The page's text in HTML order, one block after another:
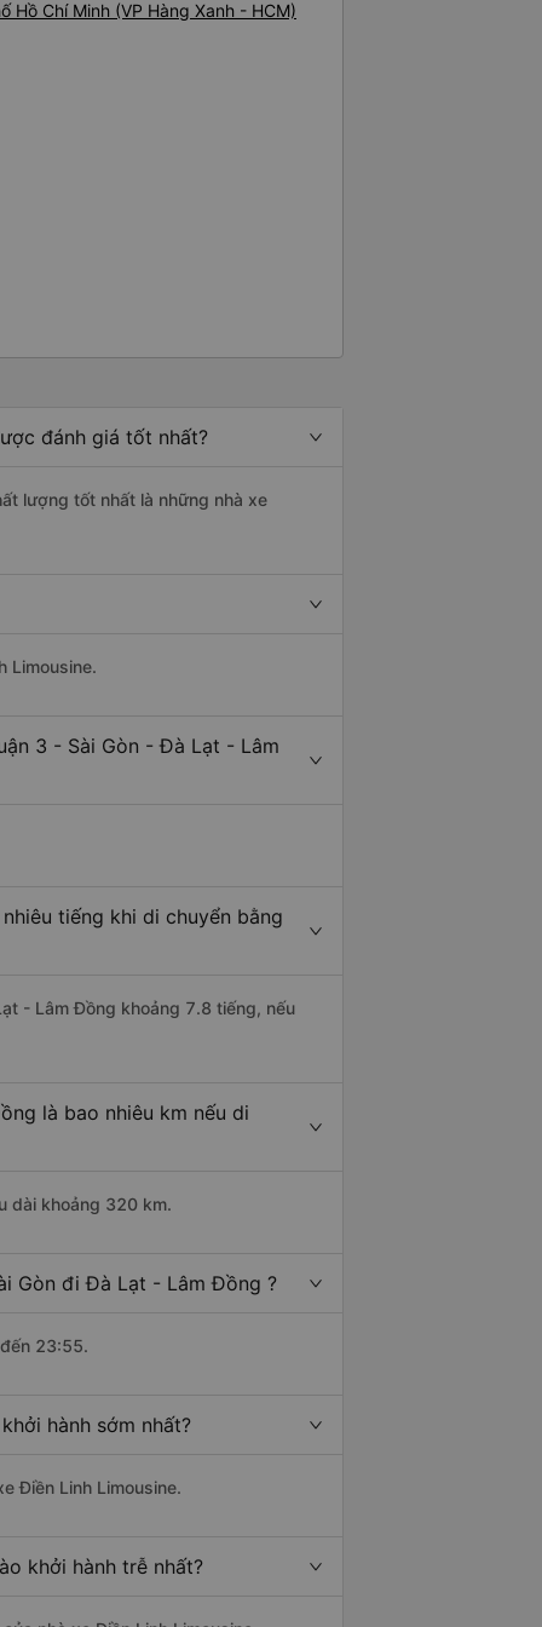
Hồ Chí Minh (VP Hàng Xanh - HCM)
đánh giá tốt nhất?
lượng tốt nhất là những nhà xe
Limousine.
3 - Sài Gòn - Đà Lạt - Lâm
tiếng khi di chuyển bằng
- Lâm Đồng khoảng 7.8 tiếng, nếu
là bao nhiêu km nếu di
dài khoảng 320 km.
Gòn đi Đà Lạt - Lâm Đồng ?
23:55.
hành sớm nhất?
Điền Linh Limousine.
khởi hành trễ nhất?